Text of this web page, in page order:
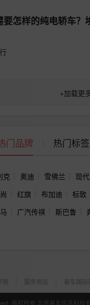
要怎样的纯电轿车？
+加载更
门品牌 热门标签
克 奥迪 雪佛兰
现代
红旗 布加迪
标致
广汽传祺 斯巴鲁
明 服务协议 易车国际
版权所有 北京易车信息科